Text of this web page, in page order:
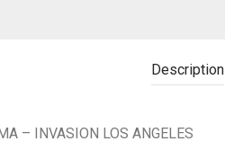
Description
– INVASION LOS ANGELES